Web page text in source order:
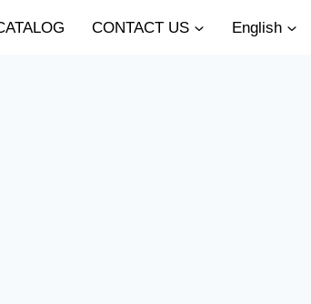
CONTACT US English